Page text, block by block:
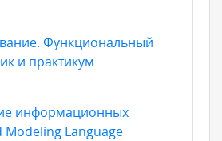
Функциональный
и практикум
информационных
Modeling Language